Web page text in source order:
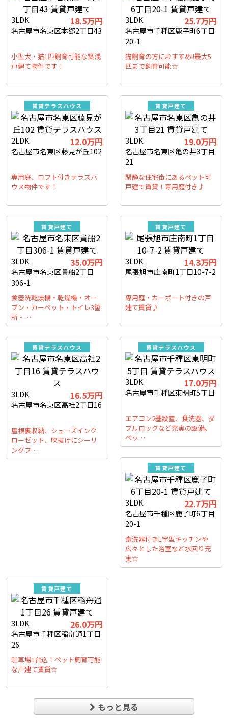
3LDK 18.5万円
名古屋市名東区本郷2丁目43
小型犬・猫1匹飼育可能な築浅
戸建て物件です！
3LDK 25.7万円
名古屋市千種区鹿子町6丁目
20-1
猫飼育の方におすすめ!!最大5
匹まで飼育可能☆
賃貸テラスハウス
2LDK 12.0万円
名古屋市名東区藤見が丘102
専用庭、ロフト付きテラスハ
ウス物件です！
賃貸戸建て
3LDK 19.0万円
名古屋市名東区亀の井3丁目
21
閑静な住宅街にあるペット可
戸建て賃貸！専用庭付き♪
賃貸戸建て
3LDK 35.0万円
名古屋市名東区貴船2丁目
306-1
食器洗乾燥機・乾燥機・オー
ブン・カーペット・トイレ3箇
所・…
賃貸戸建て
3LDK 14.3万円
尾張旭市庄南町1丁目10-7-2
専用庭・カーポート付きの戸
建て賃貸♪
賃貸テラスハウス
3LDK 16.5万円
名古屋市名東区高社2丁目16
屋根裏収納、シューズインク
ローゼット、吹抜けにシーリ
ングフ…
賃貸テラスハウス
3LDK 17.0万円
名古屋市千種区東明町5丁目
エアコン2基設置、食洗器、ダ
ブルロックなど充実の設備。
ペッ…
賃貸戸建て
3LDK 22.7万円
名古屋市千種区鹿子町6丁目
20-1
食洗器付きL字型キッチンや
広々とした浴室など水回り充
実☆
賃貸戸建て
3LDK 26.0万円
名古屋市千種区稲舟通1丁目
26
駐車場1台込！ペット飼育可能
な戸建て賃貸☆
もっと見る